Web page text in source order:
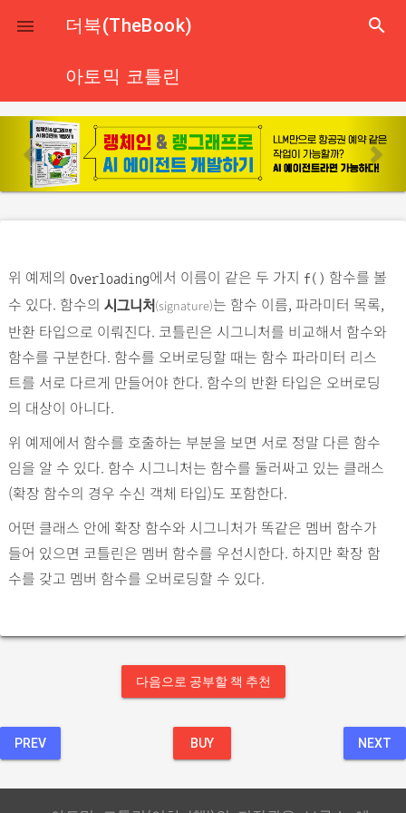
close
 더북(TheBook) search
아토믹 코틀린
p
r
e
u
s
e
x
위 예제의 Overloading에서 이름이 같은 두 가지 f() 함수를 볼
수 있다. 함수의 시그니처(signature)는 함수 이름, 파라미터 목록,
반환 타입으로 이뤄진다. 코틀린은 시그니처를 비교해서 함수와
함수를 구분한다. 함수를 오버로딩할 때는 함수 파라미터 리스
트를 서로 다르게 만들어야 한다. 함수의 반환 타입은 오버로딩
의 대상이 아니다.
위 예제에서 함수를 호출하는 부분을 보면 서로 정말 다른 함수
임을 알 수 있다. 함수 시그니처는 함수를 둘러싸고 있는 클래스
(확장 함수의 경우 수신 객체 타입)도 포함한다.
어떤 클래스 안에 확장 함수와 시그니처가 똑같은 멤버 함수가
들어 있으면 코틀린은 멤버 함수를 우선시한다. 하지만 확장 함
수를 갖고 멤버 함수를 오버로딩할 수 있다.
다음으로 공부할 책 추천
PREV BUY NEXT